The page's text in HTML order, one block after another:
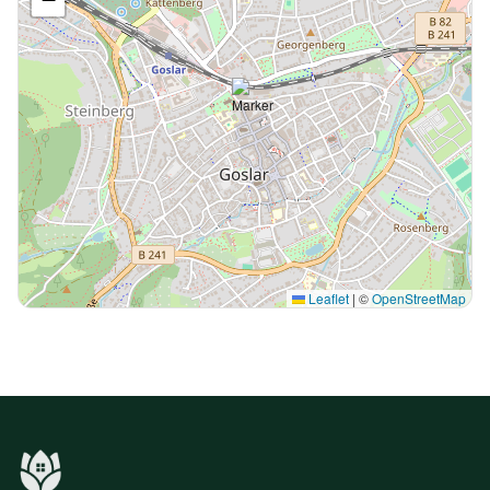
Leaflet | ©OpenStreetMap